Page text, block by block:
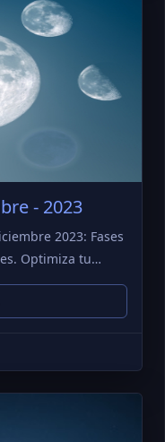
- 2023
2023: Fases
Optimiza tu…